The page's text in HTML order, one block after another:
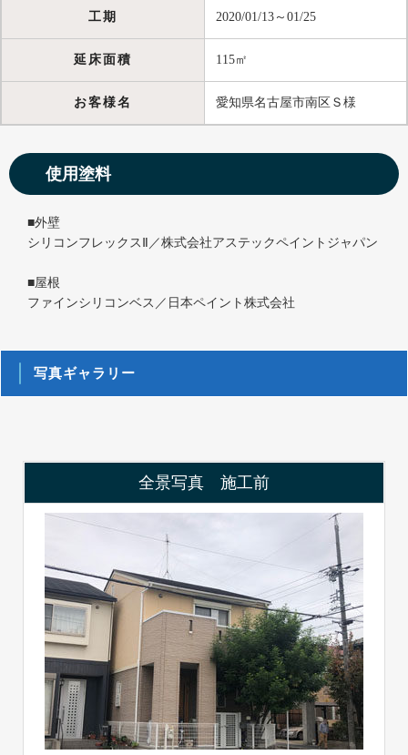
工期 2020/01/13～01/25
延床面積 115㎡
お客様名 愛知県名古屋市南区Ｓ様
使用塗料
■外壁
シリコンフレックスⅡ／株式会社アステックペイントジャパン
■屋根
ファインシリコンベス／日本ペイント株式会社
写真ギャラリー
全景写真 施工前